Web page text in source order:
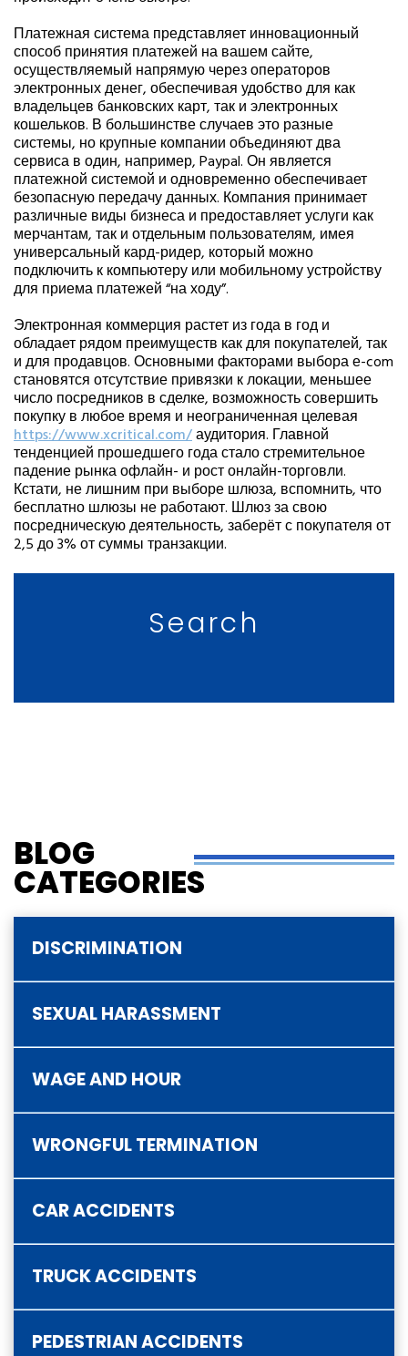
Платежная система представляет инновационный
способ принятия платежей на вашем сайте,
осуществляемый напрямую через операторов
электронных денег, обеспечивая удобство для как
владельцев банковских карт, так и электронных
кошельков. В большинстве случаев это разные
системы, но крупные компании объединяют два
сервиса в один, например, Paypal. Он является
платежной системой и одновременно обеспечивает
безопасную передачу данных. Компания принимает
различные виды бизнеса и предоставляет услуги как
мерчантам, так и отдельным пользователям, имея
универсальный кард-ридер, который можно
подключить к компьютеру или мобильному устройству
для приема платежей “на ходу”.
Электронная коммерция растет из года в год и
обладает рядом преимуществ как для покупателей, так
и для продавцов. Основными факторами выбора е-com
становятся отсутствие привязки к локации, меньшее
число посредников в сделке, возможность совершить
покупку в любое время и неограниченная целевая
https://www.xcritical.com/аудитория. Главной
тенденцией прошедшего года стало стремительное
падение рынка офлайн- и рост онлайн-торговли.
Кстати, не лишним при выборе шлюза, вспомнить, что
бесплатно шлюзы не работают. Шлюз за свою
посредническую деятельность, заберёт с покупателя от
2,5 до 3% от суммы транзакции.
Search
BLOG
CATEGORIES
DISCRIMINATION
SEXUAL HARASSMENT
WAGE AND HOUR
WRONGFUL TERMINATION
CAR ACCIDENTS
TRUCK ACCIDENTS
PEDESTRIAN ACCIDENTS